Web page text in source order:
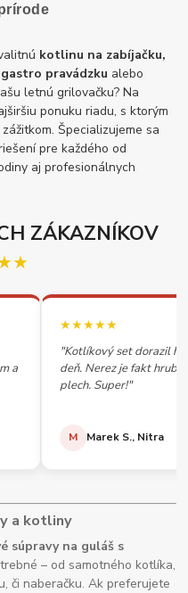
kotlinu na zabíjačku,
gastro pravádzku alebo
letnú grilovačku? Na
ponuku riadu, s ktorým
Špecializujeme sa
pre každého od
aj profesionálnych
ZÁKAZNÍKOV
a
★★★★★
"Kotlíkový set dorazil
deň. Nerez je fakt
plech. Super!"
M Marek S., Nitra
a kotliny
súpravy na guláš s
– od samotného kotlíka,
či naberačku. Ak preferujete